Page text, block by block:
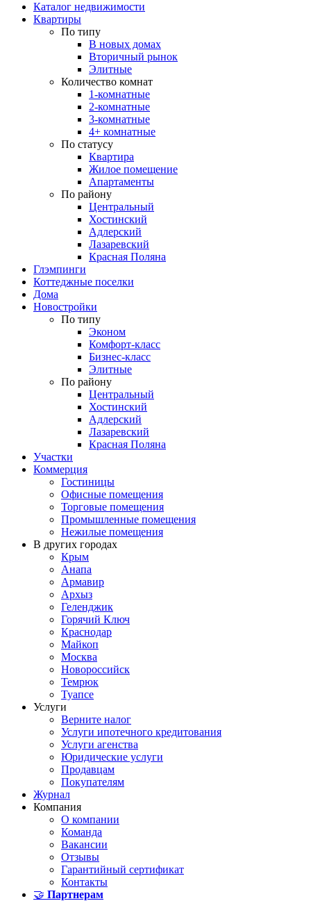
Каталог недвижимости
Квартиры
По типу
В новых домах
Вторичный рынок
Элитные
Количество комнат
1-комнатные
2-комнатные
3-комнатные
4+ комнатные
По статусу
Квартира
Жилое помещение
Апартаменты
По району
Центральный
Хостинский
Адлерский
Лазаревский
Красная Поляна
Глэмпинги
Коттеджные поселки
Дома
Новостройки
По типу
Эконом
Комфорт-класс
Бизнес-класс
Элитные
По району
Центральный
Хостинский
Адлерский
Лазаревский
Красная Поляна
Участки
Коммерция
Гостиницы
Офисные помещения
Торговые помещения
Промышленные помещения
Нежилые помещения
В других городах
Крым
Анапа
Армавир
Архыз
Геленджик
Горячий Ключ
Краснодар
Майкоп
Москва
Новороссийск
Темрюк
Туапсе
Услуги
Верните налог
Услуги ипотечного кредитования
Услуги агенства
Юридические услуги
Продавцам
Покупателям
Журнал
Компания
О компании
Команда
Вакансии
Отзывы
Гарантийный сертификат
Контакты
🤝 Партнерам